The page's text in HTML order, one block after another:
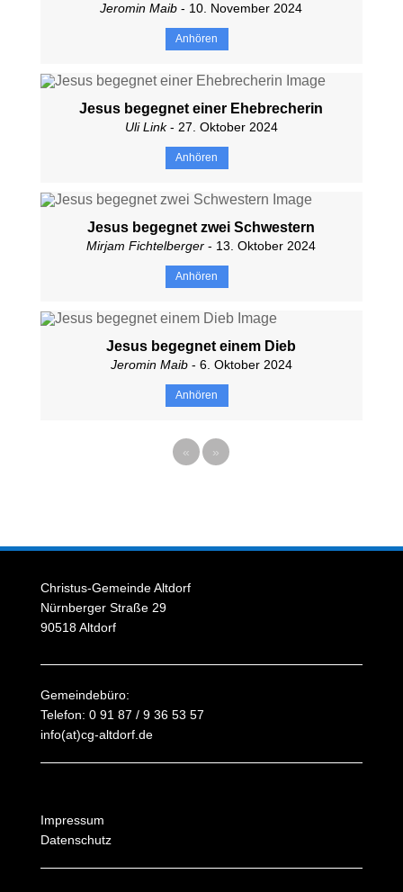
Jeromin Maib - 10. November 2024
Anhören
Jesus begegnet einer Ehebrecherin
Uli Link- 27. Oktober 2024
Anhören
Jesus begegnet zwei Schwestern
Mirjam Fichtelberger - 13. Oktober 2024
Anhören
Jesus begegnet einem Dieb
Jeromin Maib- 6. Oktober 2024
Anhören
« »
Christus-Gemeinde Altdorf
Nürnberger Straße 29
90518 Altdorf
Gemeindebüro:
Telefon: 0 91 87 / 9 36 53 57
info(at)cg-altdorf.de
Impressum
Datenschutz